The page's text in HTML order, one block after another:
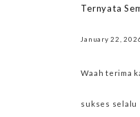
Ternyata
January 22,
Waah terima
sukses selalu